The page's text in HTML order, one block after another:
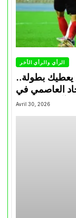
الرأي والرأي الأخر
يعطيك بطولة..
العاصمي في
آخر السنوات
Avril 30, 2026